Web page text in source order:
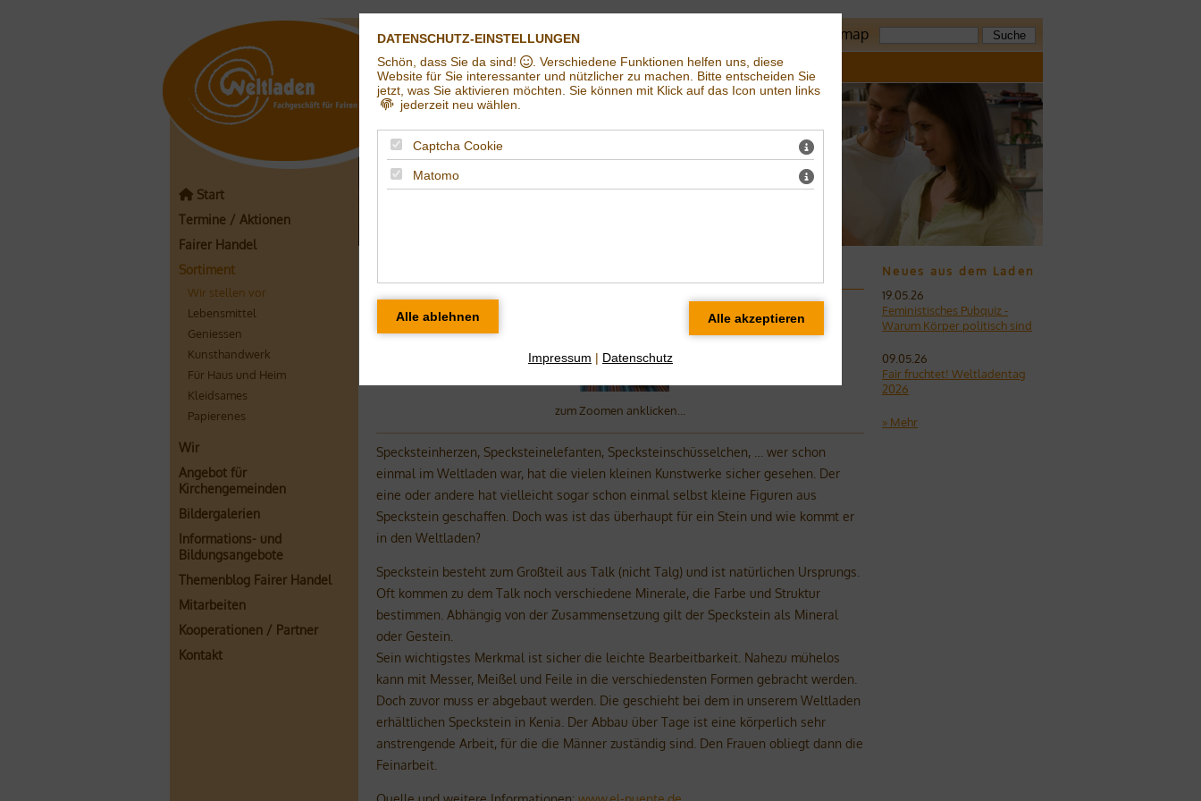
Sitemap
Start
Termine / Aktionen
Fairer Handel
Sortiment
Wir stellen vor
Lebensmittel
Geniessen
Kunsthandwerk
Für Haus und Heim
Kleidsames
Papierenes
Wir
Angebot für
Kirchengemeinden
Bildergalerien
Informations- und
Bildungsangebote
Themenblog Fairer Handel
Mitarbeiten
Kooperationen / Partner
Kontakt
Weltladen in Halle (Saale) | Eine Welt e.V. Halle
zum Zoomen anklicken...
Specksteinherzen, Specksteinelefanten, Specksteinschüsselchen, … wer schon
einmal im Weltladen war, hat die vielen kleinen Kunstwerke sicher gesehen. Der
eine oder andere hat vielleicht sogar schon einmal selbst kleine Figuren aus
Speckstein geschaffen. Doch was ist das überhaupt für ein Stein und wie kommt er
in den Weltladen?
Speckstein besteht zum Großteil aus Talk (nicht Talg) und ist natürlichen Ursprungs.
Oft kommen zu dem Talk noch verschiedene Minerale, die Farbe und Struktur
bestimmen. Abhängig von der Zusammensetzung gilt der Speckstein als Mineral
oder Gestein.
Sein wichtigstes Merkmal ist sicher die leichte Bearbeitbarkeit. Nahezu mühelos
kann mit Messer, Meißel und Feile in die verschiedensten Formen gebracht werden.
Doch zuvor muss er abgebaut werden. Die geschieht bei dem in unserem Weltladen
erhältlichen Speckstein in Kenia. Der Abbau über Tage ist eine körperlich sehr
anstrengende Arbeit, für die die Männer zuständig sind. Den Frauen obliegt dann die
Feinarbeit.
Neues aus dem Laden
19.05.26
Feministisches Pubquiz -
Warum Körper politisch sind
09.05.26
Fair fruchtet! Weltladentag
2026
» Mehr
DATENSCHUTZ-EINSTELLUNGEN
Schön, dass Sie da sind!
. Verschiedene Funktionen helfen uns, diese
Website für Sie interessanter und nützlicher zu machen.
Bitte entscheiden Sie
jetzt, was Sie aktivieren möchten. Sie können mit Klick auf das Icon unten links
jederzeit neu wählen.
Captcha Cookie
Matomo
Impressum | Datenschutz